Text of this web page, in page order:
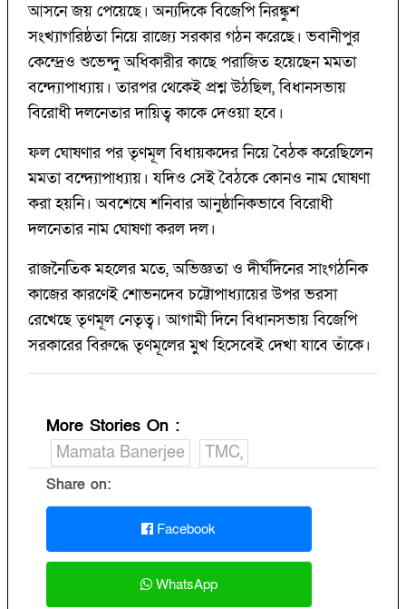
আসনে জয় পেয়েছে। অন্যদিকে বিজেপি নিরঙ্কুশ
সংখ্যাগরিষ্ঠতা নিয়ে রাজ্যে সরকার গঠন করেছে। ভবানীপুর
কেন্দ্রেও শুভেন্দু অধিকারীর কাছে পরাজিত হয়েছেন মমতা
বন্দ্যোপাধ্যায়। তারপর থেকেই প্রশ্ন উঠছিল, বিধানসভায়
বিরোধী দলনেতার দায়িত্ব কাকে দেওয়া হবে।
ফল ঘোষণার পর তৃণমূল বিধায়কদের নিয়ে বৈঠক করেছিলেন
মমতা বন্দ্যোপাধ্যায়। যদিও সেই বৈঠকে কোনও নাম ঘোষণা
করা হয়নি। অবশেষে শনিবার আনুষ্ঠানিকভাবে বিরোধী
দলনেতার নাম ঘোষণা করল দল।
রাজনৈতিক মহলের মতে, অভিজ্ঞতা ও দীর্ঘদিনের সাংগঠনিক
কাজের কারণেই শোভনদেব চট্টোপাধ্যায়ের উপর ভরসা
রেখেছে তৃণমূল নেতৃত্ব। আগামী দিনে বিধানসভায় বিজেপি
সরকারের বিরুদ্ধে তৃণমূলের মুখ হিসেবেই দেখা যাবে তাঁকে।
More Stories On :
Mamata Banerjee
TMC,
Share on:
Facebook
WhatsApp